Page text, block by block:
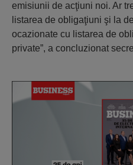
emisiunii de acţiuni noi. Ar
listarea de obligaţiuni şi la
ocazionate cu listarea de
private”, a concluzionat